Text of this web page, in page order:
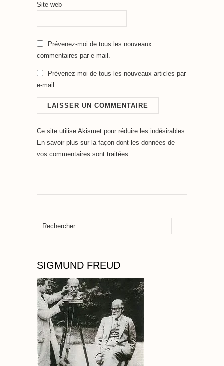
Site web
Prévenez-moi de tous les nouveaux
commentaires par e-mail.
Prévenez-moi de tous les nouveaux articles par
e-mail.
Ce site utilise Akismet pour réduire les indésirables.
En savoir plus sur la façon dont les données de
vos commentaires sont traitées.
Rechercher :
SIGMUND FREUD